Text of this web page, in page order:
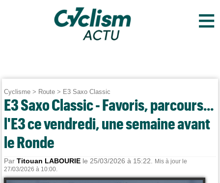
≡
Cyclisme > Route > E3 Saxo Classic
E3 Saxo Classic - Favoris, parcours...
l'E3 ce vendredi, une semaine avant
le Ronde
ParTitouan LABOURIE le 25/03/2026 à 15:22.
Mis à jour le
27/03/2026 à 10:00.